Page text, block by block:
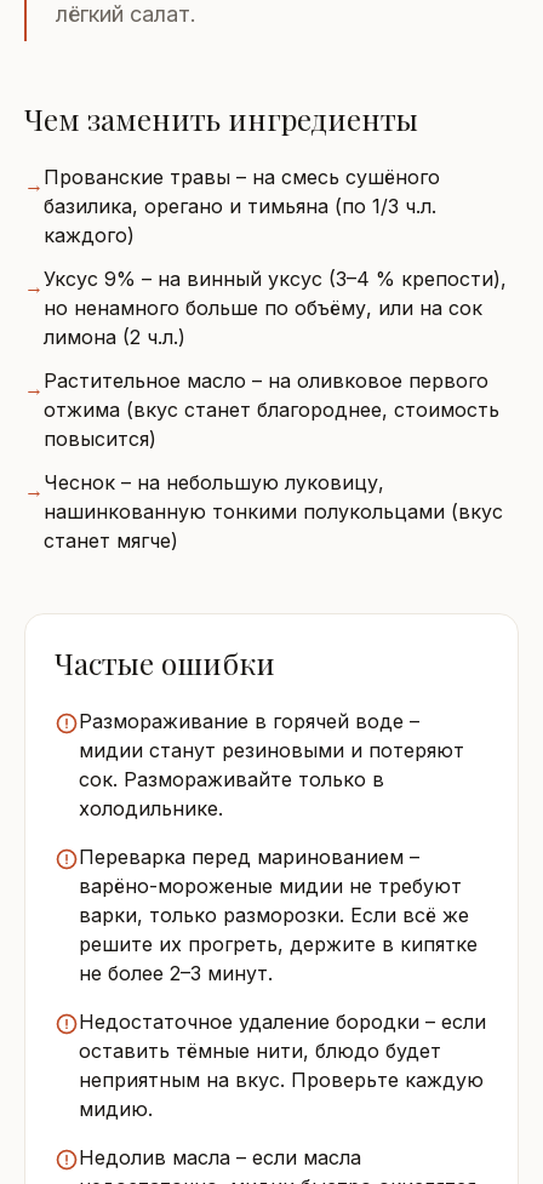
лёгкий салат.
Чем заменить ингредиенты
→ Прованские травы – на смесь сушёного
базилика, орегано и тимьяна (по 1/3 ч.л.
каждого)
→Уксус 9% – на винный уксус (3–4 % крепости),
но ненамного больше по объёму, или на сок
лимона (2 ч.л.)
→ Растительное масло – на оливковое первого
отжима (вкус станет благороднее, стоимость
повысится)
→ Чеснок – на небольшую луковицу,
нашинкованную тонкими полукольцами (вкус
станет мягче)
Частые ошибки
Размораживание в горячей воде –
мидии станут резиновыми и потеряют
сок. Размораживайте только в
холодильнике.
Переварка перед маринованием –
варёно-мороженые мидии не требуют
варки, только разморозки. Если всё же
решите их прогреть, держите в кипятке
не более 2–3 минут.
Недостаточное удаление бородки – если
оставить тёмные нити, блюдо будет
неприятным на вкус. Проверьте каждую
мидию.
Недолив масла – если масла